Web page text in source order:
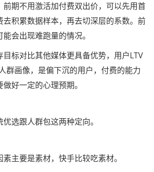
期不用激活加付费双出价，可以先用首
去积累数据样本，再去切深层的系数。前
会出现难跑量的情况。
标对比其他媒体更具备优势，用户LTV
群画像，是偏下沉的用户，付费的能力
好一定的心理预期。
跟人群包这两种定向。
要是素材，快手比较吃素材。